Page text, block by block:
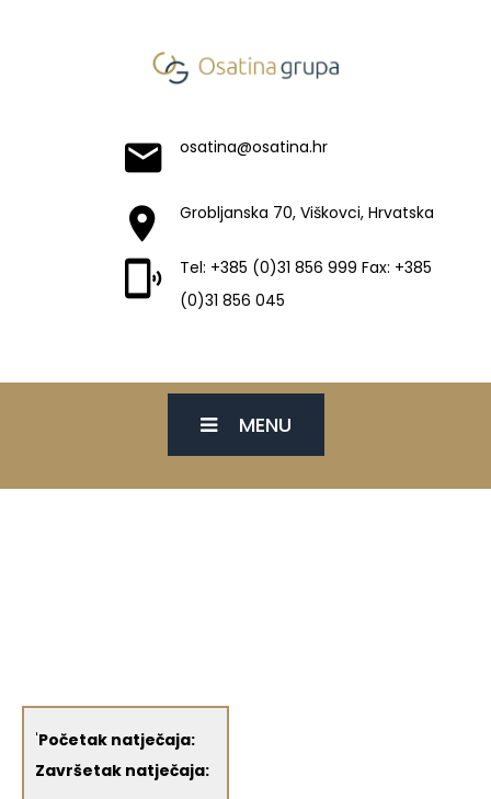
osatina@osatina.hr
Grobljanska 70, Viškovci, Hrvatska
Tel: +385 (0)31 856 999 Fax: +385
(0)31 856 045
MENU
'Početak natječaja:
Završetak natječaja: